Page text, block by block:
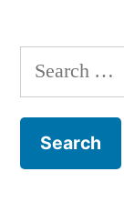
Search
for: